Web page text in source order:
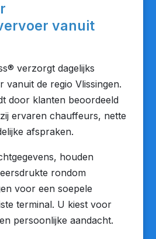
vanuit
verzorgt dagelijks
vanuit de regio Vlissingen.
door klanten beoordeeld
ervaren chauffeurs, nette
afspraken.
houden
rondom
voor een soepele
terminal. U kiest voor
persoonlijke aandacht.